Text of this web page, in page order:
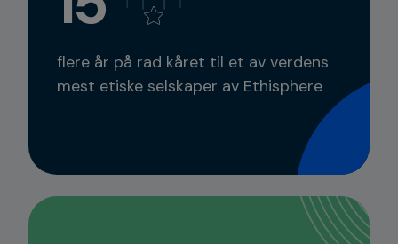
flere år på rad kåret til et av verdens
mest etiske selskaper av Ethisphere